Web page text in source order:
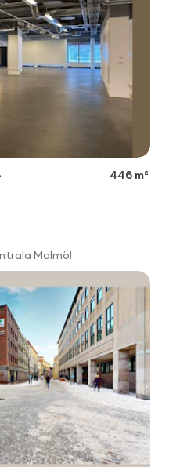
446 m²
Malmö!